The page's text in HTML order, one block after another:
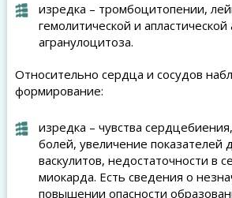
изредка – тромбоцитопении,
гемолитической и
агранулоцитоза.
Относительно сердца и сосудов
формирование:
изредка – чувства
болей, увеличение показателей
васкулитов, недостаточности в
миокарда. Есть сведения о
повышении опасности